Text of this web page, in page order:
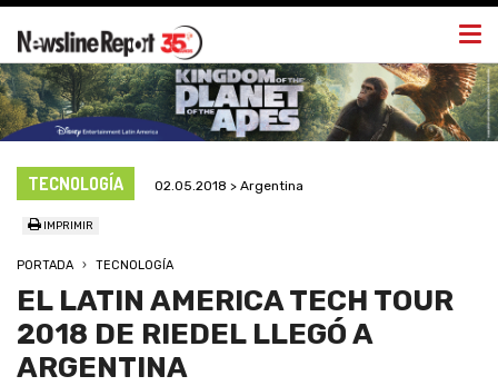
TECNOLOGÍA 02.05.2018 > Argentina
IMPRIMIR
PORTADA TECNOLOGÍA
EL LATIN AMERICA TECH TOUR
2018 DE RIEDEL LLEGÓ A
ARGENTINA